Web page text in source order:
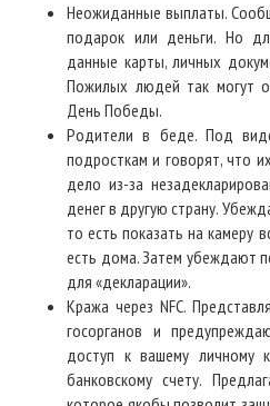
Неожиданные выплаты.
подарок или деньги. Но
данные карты, личных
Пожилых людей так могут
День Победы.
Родители в беде. Под
подросткам и говорят, что
дело из-за
денег в другую страну.
то есть показать на камеру
есть дома. Затем убеждают
для «декларации».
Кража через NFC.
госорганов и
доступ к вашему личному
банковскому счету.